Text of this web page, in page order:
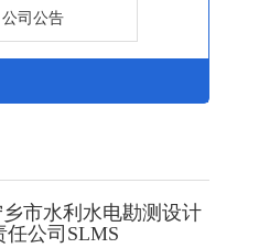
公司公告
乡市水利水电勘测设计
任公司SLMS